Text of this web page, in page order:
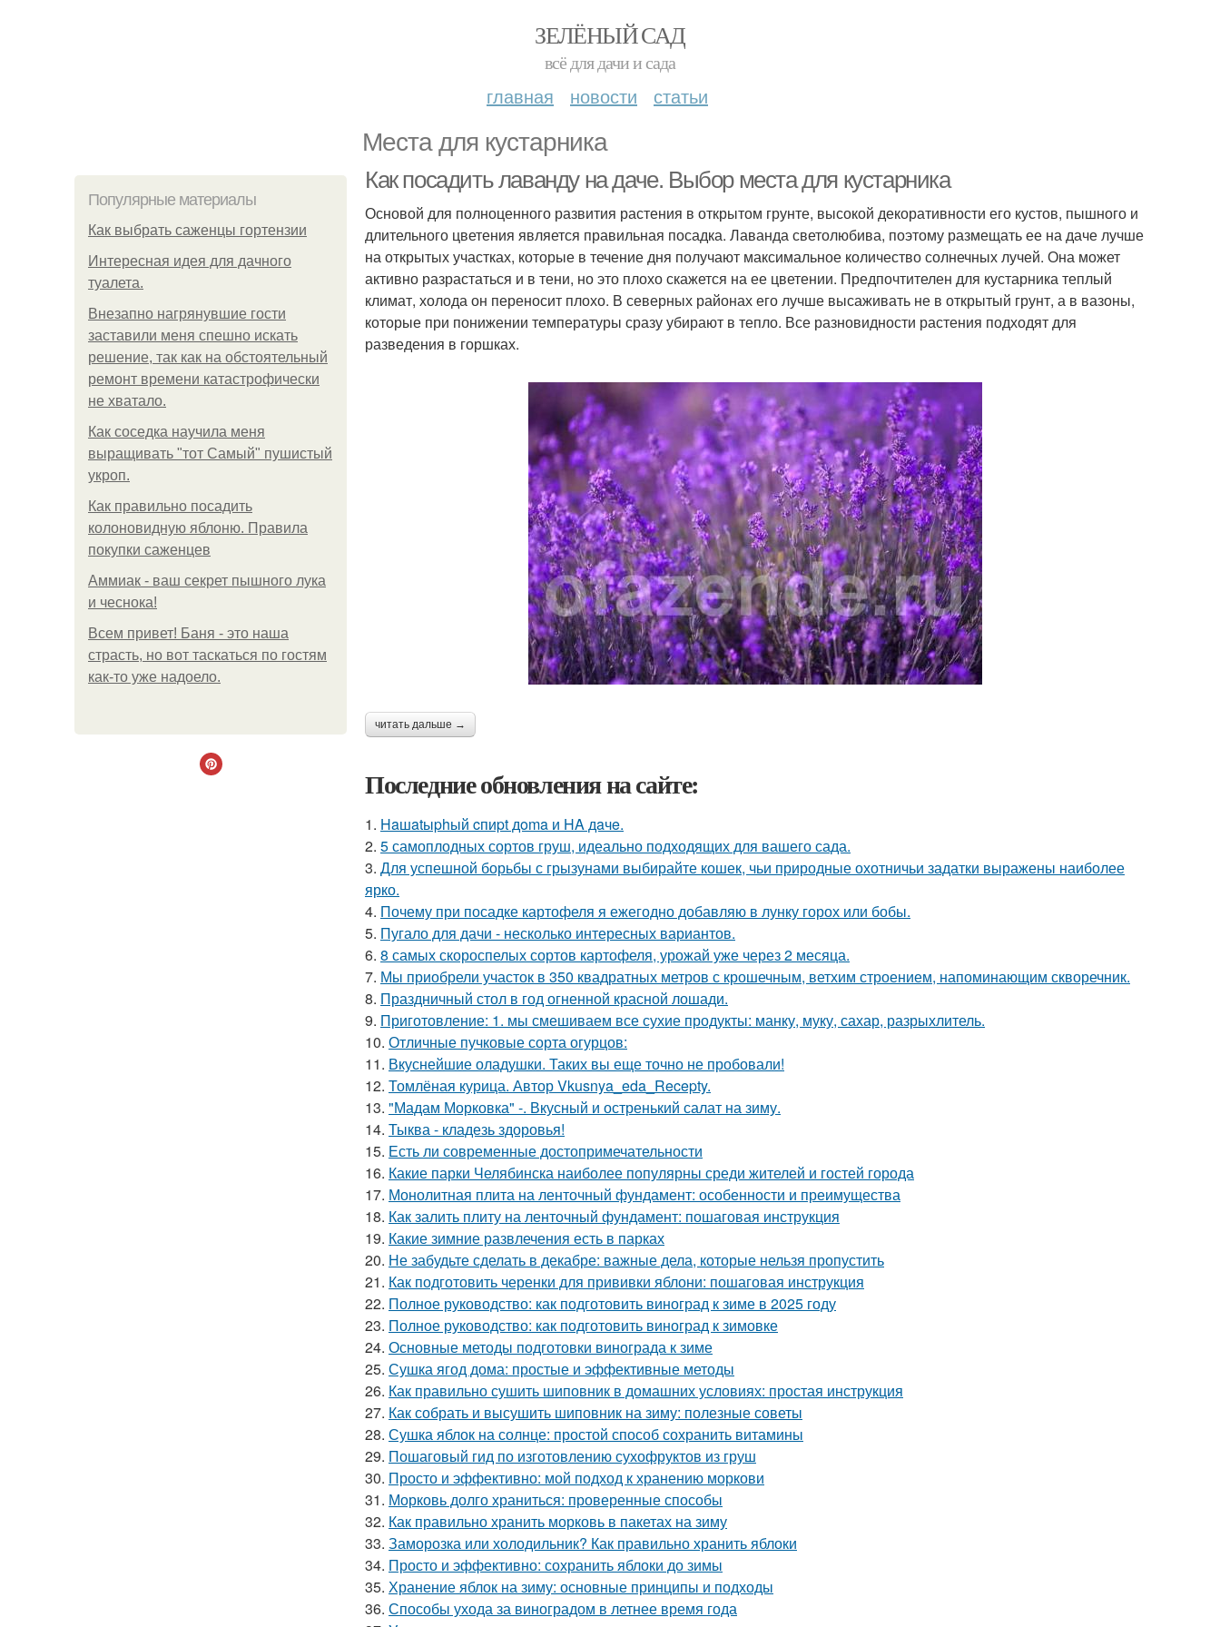
ЗЕЛЁНЫЙ САД
всё для дачи и сада
главная новости статьи
Места для кустарника
Популярные материалы
Как выбрать саженцы гортензии
Интересная идея для дачного
туалета.
Внезапно нагрянувшие гости
заставили меня спешно искать
решение, так как на обстоятельный
ремонт времени катастрофически
не хватало.
Как соседка научила меня
выращивать "тот Самый" пушистый
укроп.
Как правильно посадить
колоновидную яблоню. Правила
покупки саженцев
Аммиак - ваш секрет пышного лука
и чеснока!
Всем привет! Баня - это наша
страсть, но вот таскаться по гостям
как-то уже надоело.
Как посадить лаванду на даче. Выбор места для кустарника
Основой для полноценного развития растения в открытом грунте, высокой декоративности его кустов, пышного и
длительного цветения является правильная посадка. Лаванда светолюбива, поэтому размещать ее на даче лучше
на открытых участках, которые в течение дня получают максимальное количество солнечных лучей. Она может
активно разрастаться и в тени, но это плохо скажется на ее цветении. Предпочтителен для кустарника теплый
климат, холода он переносит плохо. В северных районах его лучше высаживать не в открытый грунт, а в вазоны,
которые при понижении температуры сразу убирают в тепло. Все разновидности растения подходят для
разведения в горшках.
читать дальше →
Последние обновления на сайте:
1. Haшatыphый cпиpt дoma и HA дaчe.
2. 5 самоплодных сортов груш, идеально подходящих для вашего сада.
3. Для успешной борьбы с грызунами выбирайте кошек, чьи природные охотничьи задатки выражены наиболее
ярко.
4. Почему при посадке картофеля я ежегодно добавляю в лунку горох или бобы.
5. Пугало для дачи - несколько интересных вариантов.
6. 8 самых скороспелых сортов картофеля, урожай уже через 2 месяца.
7. Мы приобрели участок в 350 квадратных метров с крошечным, ветхим строением, напоминающим скворечник.
8. Праздничный стол в год огненной красной лошади.
9. Приготовление: 1. мы смешиваем все сухие продукты: манку, муку, сахар, разрыхлитель.
10. Отличные пучковые сорта огурцов:
11. Вкуснейшие оладушки. Таких вы еще точно не пробовали!
12. Томлёная курица. Автор Vkusnya_eda_Recepty.
13. "Мадам Морковка" -. Вкусный и остренький салат на зиму.
14. Тыква - кладезь здоровья!
15. Есть ли современные достопримечательности
16. Какие парки Челябинска наиболее популярны среди жителей и гостей города
17. Монолитная плита на ленточный фундамент: особенности и преимущества
18. Как залить плиту на ленточный фундамент: пошаговая инструкция
19. Какие зимние развлечения есть в парках
20. Не забудьте сделать в декабре: важные дела, которые нельзя пропустить
21. Как подготовить черенки для прививки яблони: пошаговая инструкция
22. Полное руководство: как подготовить виноград к зиме в 2025 году
23. Полное руководство: как подготовить виноград к зимовке
24. Основные методы подготовки винограда к зиме
25. Сушка ягод дома: простые и эффективные методы
26. Как правильно сушить шиповник в домашних условиях: простая инструкция
27. Как собрать и высушить шиповник на зиму: полезные советы
28. Сушка яблок на солнце: простой способ сохранить витамины
29. Пошаговый гид по изготовлению сухофруктов из груш
30. Просто и эффективно: мой подход к хранению моркови
31. Морковь долго храниться: проверенные способы
32. Как правильно хранить морковь в пакетах на зиму
33. Заморозка или холодильник? Как правильно хранить яблоки
34. Просто и эффективно: сохранить яблоки до зимы
35. Хранение яблок на зиму: основные принципы и подходы
36. Способы ухода за виноградом в летнее время года